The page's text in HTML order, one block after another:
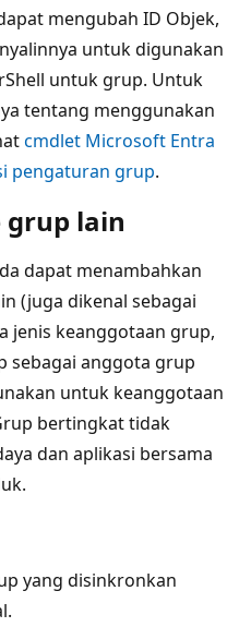
mengubah ID Objek,
untuk digunakan
untuk grup. Untuk
tentang menggunakan
cmdlet Microsoft Entra
pengaturan grup.
grup lain
dapat menambahkan
(juga dikenal sebagai
jenis keanggotaan grup,
sebagai anggota grup
untuk keanggotaan
bertingkat tidak
dan aplikasi bersama
yang disinkronkan